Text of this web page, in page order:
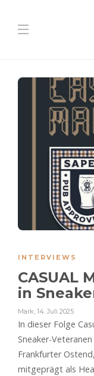
INTERVIEWS
CASUAL
in
Mark, 14. Juli 2025
In dieser Folge
Sneaker-
Frankfurter
mitgeprägt als